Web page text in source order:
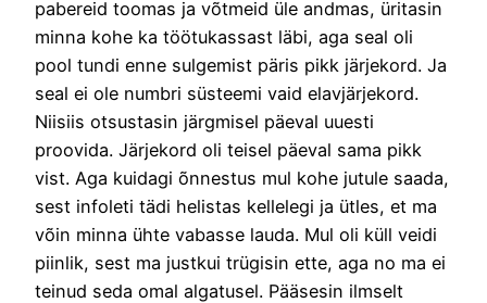
pabereid toomas ja võtmeid üle andmas, üritasin
minna kohe ka töötukassast läbi, aga seal oli
pool tundi enne sulgemist päris pikk järjekord. Ja
seal ei ole numbri süsteemi vaid elavjärjekord.
Niisiis otsustasin järgmisel päeval uuesti
proovida. Järjekord oli teisel päeval sama pikk
vist. Aga kuidagi õnnestus mul kohe jutule saada,
sest infoleti tädi helistas kellelegi ja ütles, et ma
võin minna ühte vabasse lauda. Mul oli küll veidi
piinlik, sest ma justkui trügisin ette, aga no ma ei
teinud seda omal algatusel. Pääsesin ilmselt